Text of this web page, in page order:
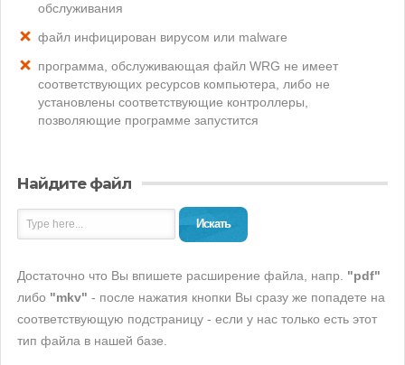
обслуживания
файл инфицирован вирусом или malware
программа, обслуживающая файл WRG не имеет
соответствующих ресурсов компьютера, либо не
установлены соответствующие контроллеры,
позволяющие программе запустится
Найдите файл
Искать
Достаточно что Вы впишете расширение файла, напр. "pdf"
либо "mkv" - после нажатия кнопки Вы сразу же попадете на
соответствующую подстраницу - если у нас только есть этот
тип файла в нашей базе.